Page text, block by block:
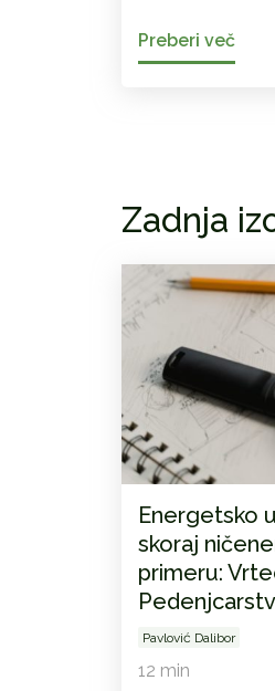
Preberi več
Zadnja
Energetsko
skoraj
primeru:
Pavlović Dalibor
12 min